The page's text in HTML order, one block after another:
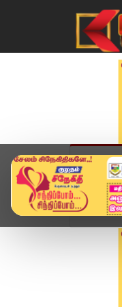
முகப்பு
Home